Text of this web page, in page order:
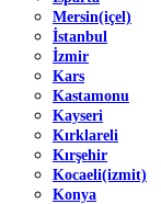
Mersin(içel)
İstanbul
İzmir
Kars
Kastamonu
Kayseri
Kırklareli
Kırşehir
Kocaeli(izmit)
Konya